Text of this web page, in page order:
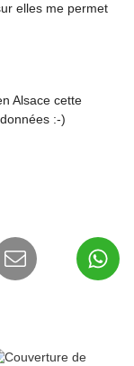
elles me permet
Alsace cette
:-)